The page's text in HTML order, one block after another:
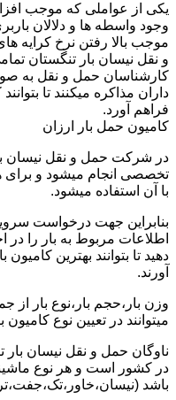
یکی از عواملی که موجب
وجود واسطه ها و دلالان
موجب بالا رفتن نرخ کرایه
و نقل نیسان بار تنگستان
کارشناسان حمل و نقل به
داران مذاکره میکنند تا
فراهم آورد.
کامیون حمل بار ارزان
در شرکت حمل و نقل نیسان
تخصصی انجام میشود و برای
با آن استفاده میشود.
بنابراین جهت درخواست
اطلاعات مربوط به بار را در
دهید تا بتوانند بهترین
آورند.
وزن بار،حجم بار،نوع بار از
میتوانند در تعیین نوع کامیون
ناوگان حمل و نقل نیسان
در کشور است و هر نوع
باشد